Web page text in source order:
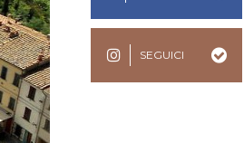
SEGUICI